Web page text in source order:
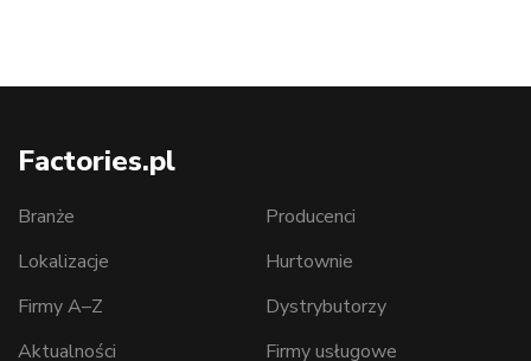
Factories.pl
Branże
Lokalizacje
Firmy A–Z
Aktualności
Producenci
Hurtownie
Dystrybutorzy
Firmy usługowe